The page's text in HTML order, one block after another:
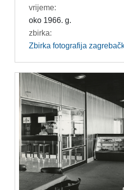
vrijeme:
oko 1966. g.
zbirka:
Zbirka fotografija